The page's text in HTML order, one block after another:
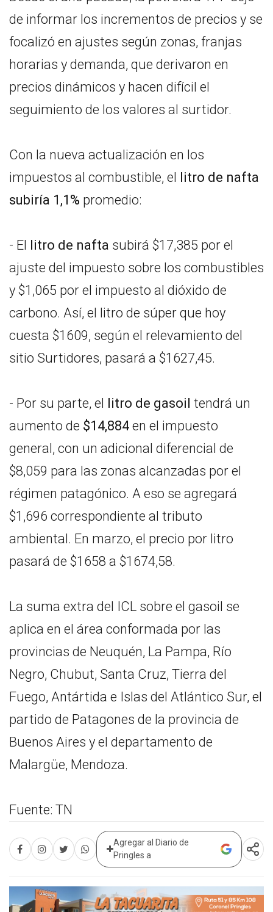
de informar los incrementos de precios y se
focalizó en ajustes según zonas, franjas
horarias y demanda, que derivaron en
precios dinámicos y hacen difícil el
seguimiento de los valores al surtidor.
Con la nueva actualización en los
impuestos al combustible, el litro de nafta
subiría 1,1% promedio:
- El litro de nafta subirá $17,385 por el
ajuste del impuesto sobre los combustibles
y $1,065 por el impuesto al dióxido de
carbono. Así, el litro de súper que hoy
cuesta $1609, según el relevamiento del
sitio Surtidores, pasará a $1627,45.
- Por su parte, el litro de gasoil tendrá un
aumento de $14,884 en el impuesto
general, con un adicional diferencial de
$8,059 para las zonas alcanzadas por el
régimen patagónico. A eso se agregará
$1,696 correspondiente al tributo
ambiental. En marzo, el precio por litro
pasará de $1658 a $1674,58.
La suma extra del ICL sobre el gasoil se
aplica en el área conformada por las
provincias de Neuquén, La Pampa, Río
Negro, Chubut, Santa Cruz, Tierra del
Fuego, Antártida e Islas del Atlántico Sur, el
partido de Patagones de la provincia de
Buenos Aires y el departamento de
Malargüe, Mendoza.
Fuente: TN
Agregar al Diario de
Pringles a